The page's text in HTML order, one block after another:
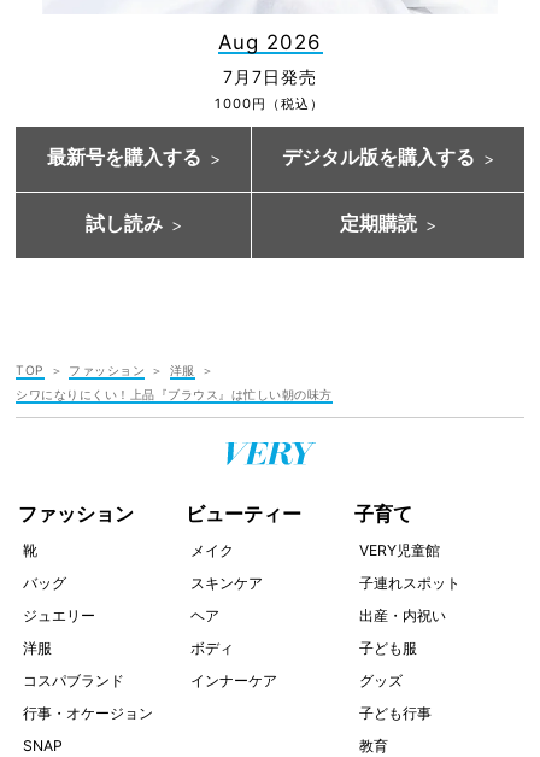
Aug 2026
7月7日発売
1000円（税込）
最新号を購入する デジタル版を購入する
試し読み 定期購読
TOP ファッション
洋服
シワになりにくい！上品『ブラウス』は忙しい朝の味方
ファッション
靴
バッグ
ジュエリー
洋服
コスパブランド
行事・オケージョン
SNAP
ビューティー
メイク
スキンケア
ヘア
ボディ
インナーケア
子育て
VERY児童館
子連れスポット
出産・内祝い
子ども服
グッズ
子ども行事
教育